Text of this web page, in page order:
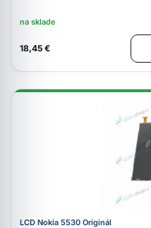
na sklade
18,45 €
LCD Nokia 5530 Originál